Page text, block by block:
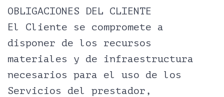
OBLIGACIONES DEL CLIENTE
El Cliente se compromete a
disponer de los recursos
materiales y de infraestructura
necesarios para el uso de los
Servicios del prestador,